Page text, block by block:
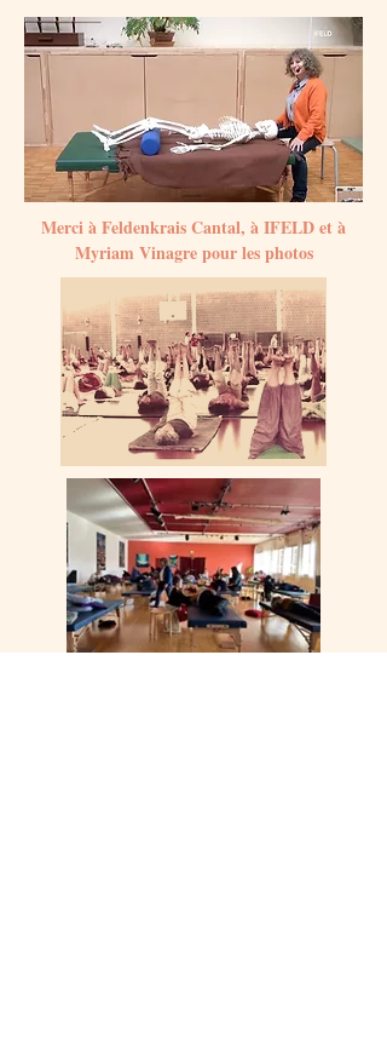
Merci à Feldenkrais Cantal, à IFELD et à
Myriam Vinagre pour les photos